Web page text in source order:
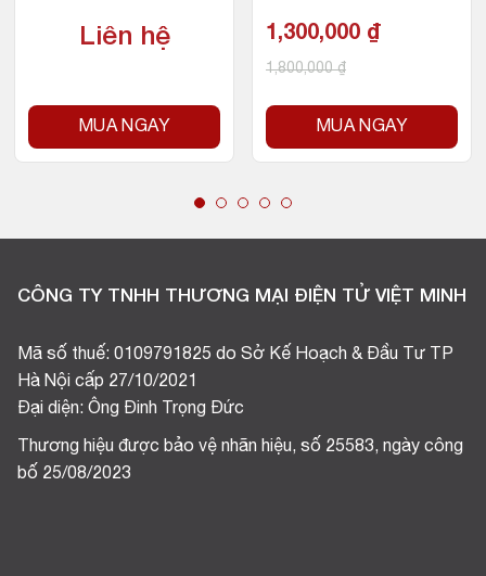
Liên hệ
MUA NGAY
1,300,000 ₫
1,800,000₫
MUA NGAY
CÔNG TY TNHH THƯƠNG MẠI ĐIỆN TỬ VIỆT MINH
Mã số thuế: 0109791825 do Sở Kế Hoạch & Đầu Tư TP
Hà Nội cấp 27/10/2021
Đại diện: Ông Đinh Trọng Đức
Thương hiệu được bảo vệ nhãn hiệu, số 25583, ngày công
bố 25/08/2023